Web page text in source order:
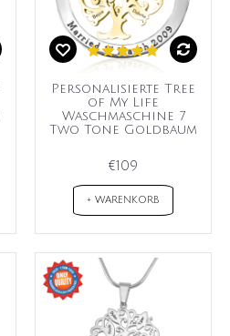
Personalisierte Tree
of My Life
Waschmaschine 7
Two Tone Goldbaum
€109
+ WARENKORB